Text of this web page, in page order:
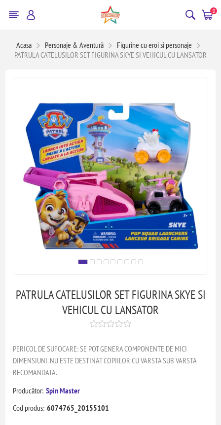
0
Acasa Personaje & Aventură
Figurine cu eroi si personaje
PATRULA CATELUSILOR SET FIGURINA SKYE SI VEHICUL CU LANSATOR
PATRULA CATELUSILOR SET FIGURINA SKYE SI
VEHICUL CU LANSATOR
PERICOL DE SUFOCARE: SE POT GENERA COMPONENTE DE MICI
DIMENSIUNI. NU ESTE DESTINAT COPIILOR CU VARSTA SUB VARSTA
RECOMANDATA.
Producător: Spin Master
Cod produs: 6074765_20155101